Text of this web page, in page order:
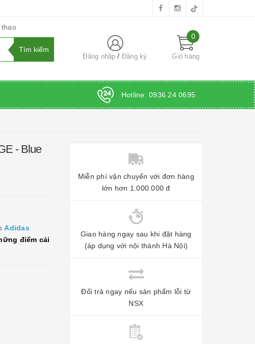
thao
Đăng nhập Đăng ký
0
Giỏ hàng
Hotline: 0936 24 0695
- Blue
Adidas
điểm cải
Miễn phí vận chuyển với đơn hàng
lớn hơn 1.000.000 đ
Giao hàng ngay sau khi đặt hàng
(áp dụng với nội thành Hà Nội)
Đổi trả ngay nếu sản phẩm lỗi từ
NSX